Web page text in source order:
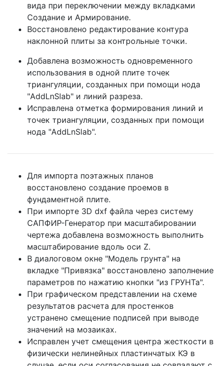
вида при переключении между вкладками
Создание и Армирование.
Восстановлено редактирование контура
наклонной плиты за контрольные точки.
Добавлена возможность одновременного
использования в одной плите точек
триангуляции, созданных при помощи нода
"AddLnSlab" и линий разреза.
Исправлена отметка формирования линий и
точек триангуляции, созданных при помощи
нода "AddLnSlab".
Для импорта поэтажных планов
восстановлено создание проемов в
фундаментной плите.
При импорте 3D dxf файла через систему
САПФИР-Генератор при масштабировании
чертежа добавлена возможность выполнить
масштабирование вдоль оси Z.
В диалоговом окне "Модель грунта" на
вкладке "Привязка" восстановлено заполнение
параметров по нажатию кнопки "из ГРУНТа".
При графическом представлении на схеме
результатов расчета для простенков
устранено смещение подписей при выводе
значений на мозаиках.
Исправлен учет смещения центра жесткости в
физически нелинейных пластинчатых КЭ в